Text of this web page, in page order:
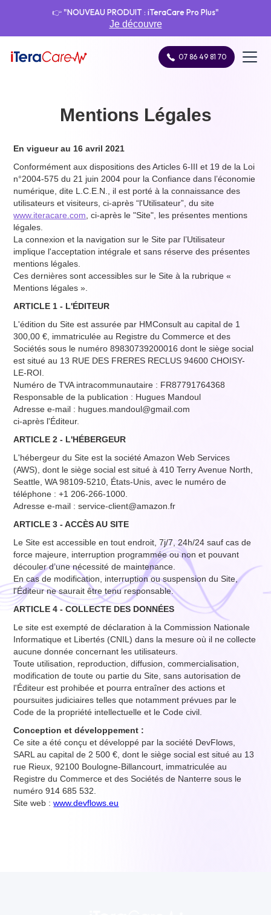
👉 "NOUVEAU PRODUIT : iTeraCare Pro Plus"
Je découvre
07 86 49 81 70
Mentions Légales
En vigueur au 16 avril 2021
Conformément aux dispositions des Articles 6-III et 19 de la Loi
n°2004-575 du 21 juin 2004 pour la Confiance dans l’économie
numérique, dite L.C.E.N., il est porté à la connaissance des
utilisateurs et visiteurs, ci-après “l'Utilisateur”, du site
www.iteracare.com , ci-après le "Site", les présentes mentions
légales.
La connexion et la navigation sur le Site par l’Utilisateur
implique l'acceptation intégrale et sans réserve des présentes
mentions légales.
Ces dernières sont accessibles sur le Site à la rubrique «
Mentions légales ».
ARTICLE 1 - L'ÉDITEUR
L'édition du Site est assurée par HMConsult au capital de 1
300,00 €, immatriculée au Registre du Commerce et des
Sociétés sous le numéro 89830739200016 dont le siège social
est situé au 13 RUE DES FRERES RECLUS 94600 CHOISY-
LE-ROI.
Numéro de TVA intracommunautaire : FR87791764368
Responsable de la publication : Hugues Mandoul
Adresse e-mail : hugues.mandoul@gmail.com
ci-après l'Éditeur.
ARTICLE 2 - L'HÉBERGEUR
L'hébergeur du Site est la société Amazon Web Services
(AWS), dont le siège social est situé à 410 Terry Avenue North,
Seattle, WA 98109-5210, États-Unis, avec le numéro de
téléphone : +1 206-266-1000.
Adresse e-mail : service-client@amazon.fr
ARTICLE 3 - ACCÈS AU SITE
Le Site est accessible en tout endroit, 7j/7, 24h/24 sauf cas de
force majeure, interruption programmée ou non et pouvant
découler d’une nécessité de maintenance.
En cas de modification, interruption ou suspension du Site,
l'Éditeur ne saurait être tenu responsable.
ARTICLE 4 - COLLECTE DES DONNÉES
Le site est exempté de déclaration à la Commission Nationale
Informatique et Libertés (CNIL) dans la mesure où il ne collecte
aucune donnée concernant les utilisateurs.
Toute utilisation, reproduction, diffusion, commercialisation,
modification de toute ou partie du Site, sans autorisation de
l'Éditeur est prohibée et pourra entraîner des actions et
poursuites judiciaires telles que notamment prévues par le
Code de la propriété intellectuelle et le Code civil.
Conception et développement :
Ce site a été conçu et développé par la société DevFlows,
SARL au capital de 2 500 €, dont le siège social est situé au 13
rue Rieux, 92100 Boulogne-Billancourt, immatriculée au
Registre du Commerce et des Sociétés de Nanterre sous le
numéro 914 685 532.
Site web :www.devflows.eu